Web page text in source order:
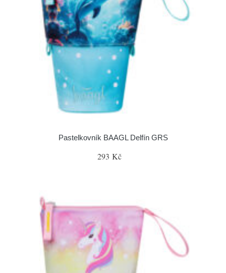
Pastelkovník BAAGL Delfín GRS
293 Kč